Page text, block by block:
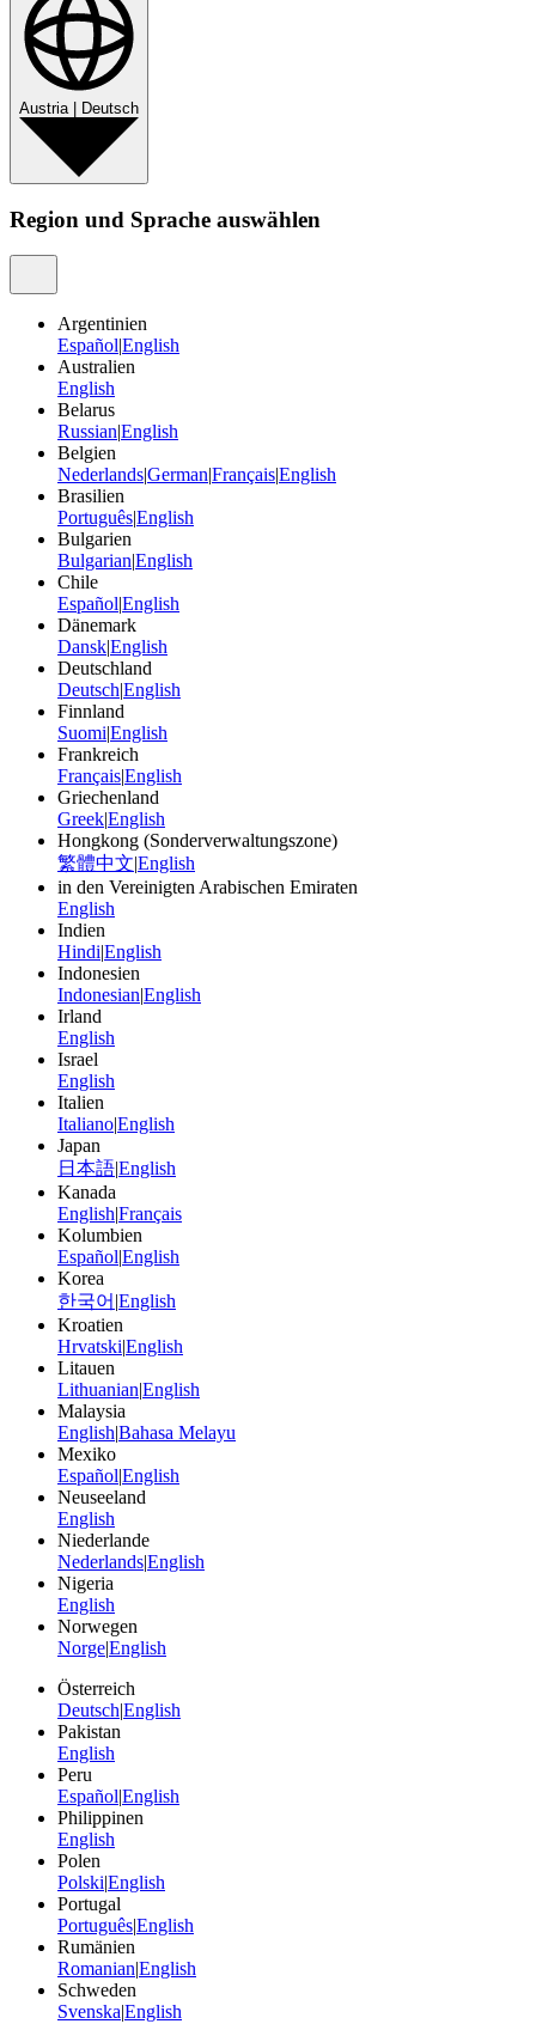
Austria Deutsch
Region und Sprache auswählen
Argentinien
Español|English
Australien
English
Belarus
Russian|English
Belgien
Nederlands|German|Français|English
Brasilien
Português|English
Bulgarien
Bulgarian|English
Chile
Español|English
Dänemark
Dansk|English
Deutschland
Deutsch|English
Finnland
Suomi|English
Frankreich
Français|English
Griechenland
Greek|English
Hongkong (Sonderverwaltungszone)
繁體中文|English
in den Vereinigten Arabischen Emiraten
English
Indien
Hindi|English
Indonesien
Indonesian|English
Irland
English
Israel
English
Italien
Italiano|English
Japan
日本語|English
Kanada
English|Français
Kolumbien
Español|English
Korea
한국어 |English
Kroatien
Hrvatski|English
Litauen
Lithuanian|English
Malaysia
English|Bahasa Melayu
Mexiko
Español|English
Neuseeland
English
Niederlande
Nederlands|English
Nigeria
English
Norwegen
Norge|English
Österreich
Deutsch|English
Pakistan
English
Peru
Español|English
Philippinen
English
Polen
Polski|English
Portugal
Português|English
Rumänien
Romanian|English
Schweden
Svenska|English